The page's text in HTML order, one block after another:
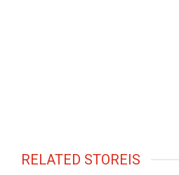
RELATED STOREIS